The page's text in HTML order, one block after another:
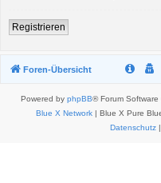
Registrieren
Foren-Übersicht
Powered by phpBB® Forum
Blue X Network| Blue X Pure
Datenschutz|